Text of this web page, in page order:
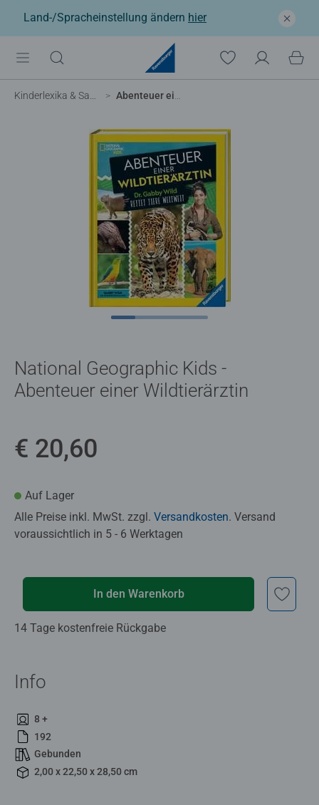
Land-/Spracheinstellung ändern hier
Kinderlexika & Sachbücher Abenteuer einer Wildtierärztin
National Geographic Kids -
Abenteuer einer Wildtierärztin
€ 20,60
Auf Lager
Alle Preise inkl. MwSt. zzgl. Versandkosten. Versand
voraussichtlich in 5 - 6 Werktagen
In den Warenkorb
14 Tage kostenfreie Rückgabe
Info
8 +
192
Gebunden
2,00 x 22,50 x 28,50 cm